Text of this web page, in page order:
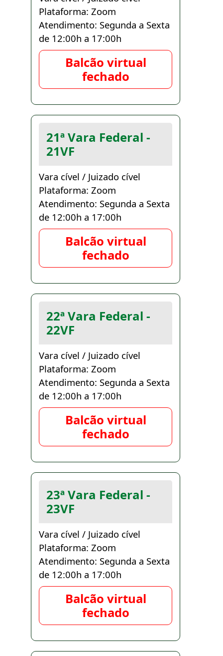
Plataforma: Zoom
Atendimento: Segunda a Sexta
de 12:00h a 17:00h
Balcão virtual
fechado
21ª Vara Federal -
21VF
Vara cível / Juizado cível
Plataforma: Zoom
Atendimento: Segunda a Sexta
de 12:00h a 17:00h
Balcão virtual
fechado
22ª Vara Federal -
22VF
Vara cível / Juizado cível
Plataforma: Zoom
Atendimento: Segunda a Sexta
de 12:00h a 17:00h
Balcão virtual
fechado
23ª Vara Federal -
23VF
Vara cível / Juizado cível
Plataforma: Zoom
Atendimento: Segunda a Sexta
de 12:00h a 17:00h
Balcão virtual
fechado